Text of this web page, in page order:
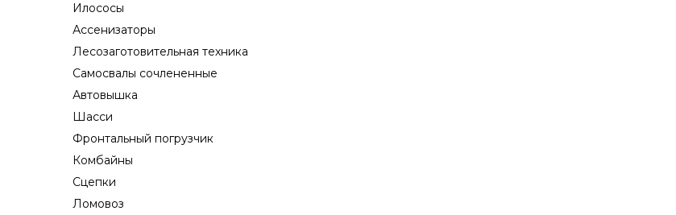
Илососы
Ассенизаторы
Лесозаготовительная техника
Самосвалы сочлененные
Автовышка
Шасси
Фронтальный погрузчик
Комбайны
Сцепки
Ломовоз